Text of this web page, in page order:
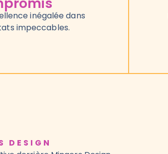
inégalée dans
impeccables.
DESIGN